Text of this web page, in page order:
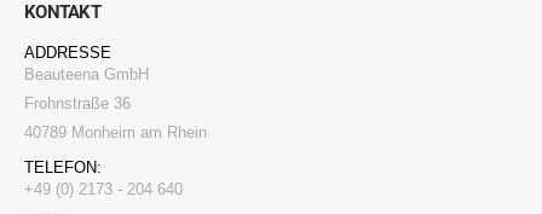
KONTAKT
ADDRESSE
Beauteena GmbH
Frohnstraße 36
40789 Monheim am Rhein
TELEFON:
+49 (0) 2173 - 204 640